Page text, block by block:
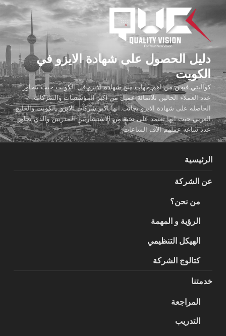
المحتوى
دليل الحصول على شهادة الايزو في
الكويت
كواليتي فيجن من اهم جهات منح شهادة الايزو في الكويت حيث يتجاوز
عدد العملاء الحالين ثلاثمائة عميل من اكبر المؤسسات والشركات
الحاصله على شهادة الايزو بجانب انها اكبر شركات الايزو بالكويت والخليج
العربي حيث انها تعتمد على نخبة من الاستشاريين المدربين والذي تجاوز
عدد ساعه عملهم الاف الساعات
الرئيسية
عن الشركة
من نحن؟
الرؤية و المهمة
الهيكل التنظيمي
كتالوج الشركة
خدمتنا
المراجعة
التدريب